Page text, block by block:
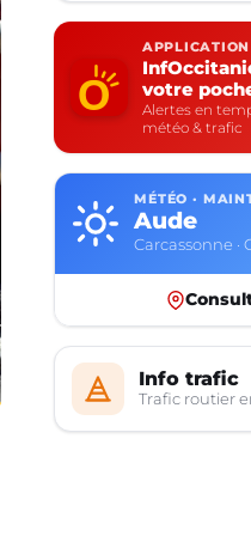
votre
Alertes en
météo & trafic
MÉTÉO ·
Aude
Carcassonne ·
Info trafic
Trafic routier